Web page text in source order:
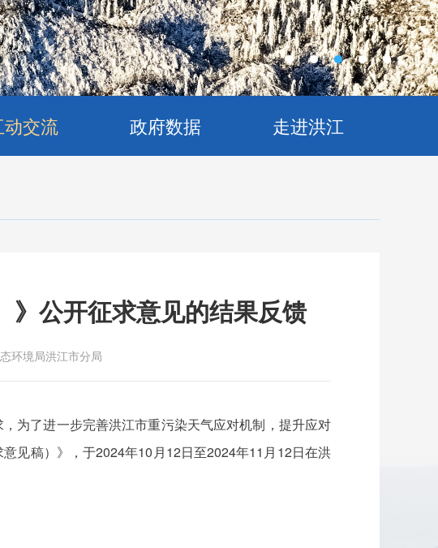
动交流 政府数据 走进洪江
》公开征求意见的结果反馈
环境局洪江市分局
为了进一步完善洪江市重污染天气应对机制，提升应对
见稿）》，于2024年10月12日至2024年11月12日在洪